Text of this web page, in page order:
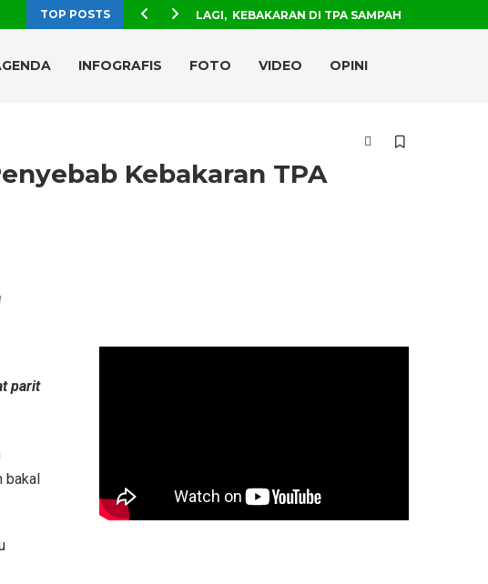
TOP POSTS LAGI, KEBAKARAN DI TPA SAMPAH
INFOGRAFIS FOTO VIDEO OPINI
Kebakaran TPA
parit
bakal